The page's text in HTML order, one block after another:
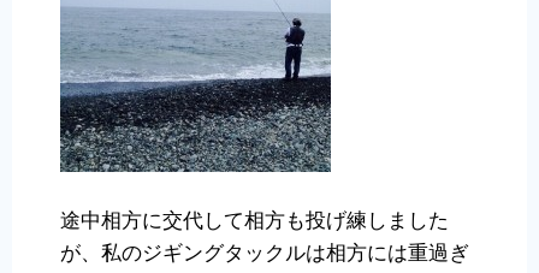
途中相方に交代して相方も投げ練しました
が、私のジギングタックルは相方には重過ぎ